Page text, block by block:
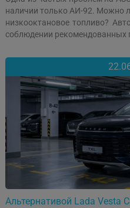
наличии только АИ-92. Можно
низкооктановое топливо?
соблюдении рекомендованных
Альтернативой Lada Vesta